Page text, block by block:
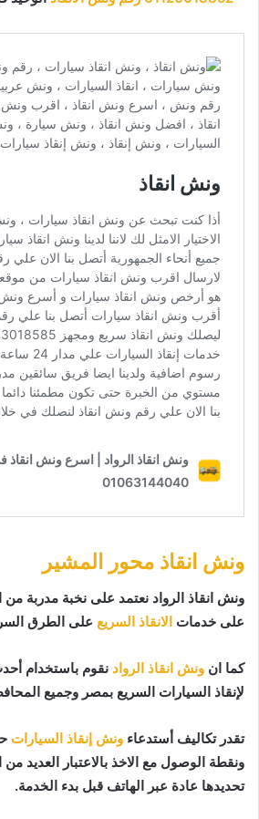
ونش انقاذ محور المشير
ونش انقاذ الرواد نعتمد على نخبة مدربة من
على خدمات الانقاذ السريع على الطرق
كما ان ونش انقاذ الرواد نقوم باستخدام
لإنقاذ السيارات السريع بمصر وجميع
تقدر تكاليف أستدعاء ونش إنقاذ السيارات
ونقطة الوصول مع الاخذ بالاعتبار العديد
تحديدها عادة عبر الهاتف قبل بدء الخدمة.